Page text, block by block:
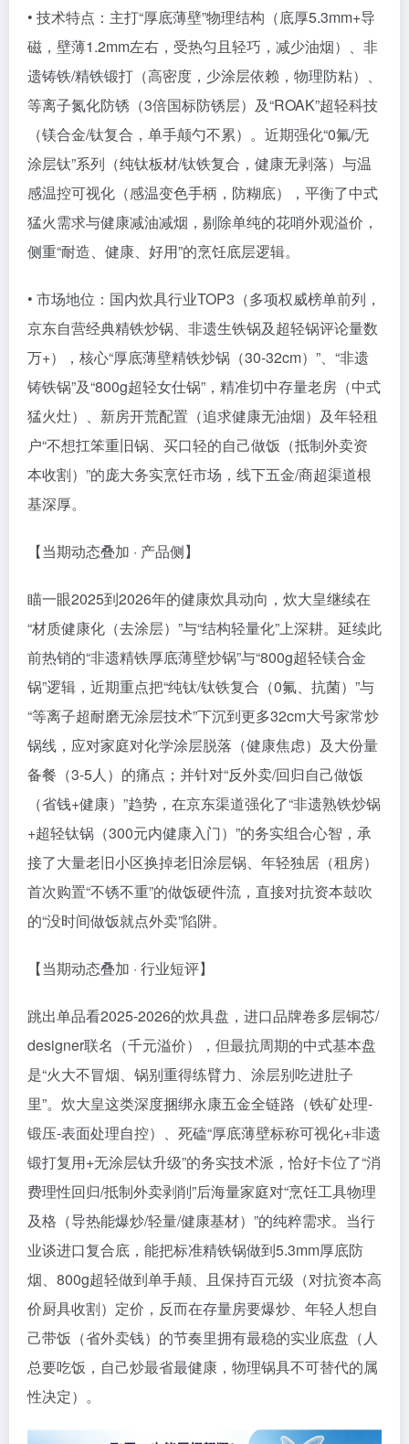
• 技术特点：主打“厚底薄壁”物理结构（底厚5.3mm+导
磁，壁薄1.2mm左右，受热匀且轻巧，减少油烟）、非
遗铸铁/精铁锻打（高密度，少涂层依赖，物理防粘）、
等离子氮化防锈（3倍国标防锈层）及“ROAK”超轻科技
（镁合金/钛复合，单手颠勺不累）。近期强化“0氟/无
涂层钛”系列（纯钛板材/钛铁复合，健康无剥落）与温
感温控可视化（感温变色手柄，防糊底），平衡了中式
猛火需求与健康减油减烟，剔除单纯的花哨外观溢价，
侧重“耐造、健康、好用”的烹饪底层逻辑。
• 市场地位：国内炊具行业TOP3（多项权威榜单前列，
京东自营经典精铁炒锅、非遗生铁锅及超轻锅评论量数
万+），核心“厚底薄壁精铁炒锅（30-32cm）”、“非遗
铸铁锅”及“800g超轻女仕锅”，精准切中存量老房（中式
猛火灶）、新房开荒配置（追求健康无油烟）及年轻租
户“不想扛笨重旧锅、买口轻的自己做饭（抵制外卖资
本收割）”的庞大务实烹饪市场，线下五金/商超渠道根
基深厚。
【当期动态叠加 · 产品侧】
瞄一眼2025到2026年的健康炊具动向，炊大皇继续在
“材质健康化（去涂层）”与“结构轻量化”上深耕。延续此
前热销的“非遗精铁厚底薄壁炒锅”与“800g超轻镁合金
锅”逻辑，近期重点把“纯钛/钛铁复合（0氟、抗菌）”与
“等离子超耐磨无涂层技术”下沉到更多32cm大号家常炒
锅线，应对家庭对化学涂层脱落（健康焦虑）及大份量
备餐（3-5人）的痛点；并针对“反外卖/回归自己做饭
（省钱+健康）”趋势，在京东渠道强化了“非遗熟铁炒锅
+超轻钛锅（300元内健康入门）”的务实组合心智，承
接了大量老旧小区换掉老旧涂层锅、年轻独居（租房）
首次购置“不锈不重”的做饭硬件流，直接对抗资本鼓吹
的“没时间做饭就点外卖”陷阱。
【当期动态叠加 · 行业短评】
跳出单品看2025-2026的炊具盘，进口品牌卷多层铜芯/
designer联名（千元溢价），但最抗周期的中式基本盘
是“火大不冒烟、锅别重得练臂力、涂层别吃进肚子
里”。炊大皇这类深度捆绑永康五金全链路（铁矿处理-
锻压-表面处理自控）、死磕“厚底薄壁标称可视化+非遗
锻打复用+无涂层钛升级”的务实技术派，恰好卡位了“消
费理性回归/抵制外卖剥削”后海量家庭对“烹饪工具物理
及格（导热能爆炒/轻量/健康基材）”的纯粹需求。当行
业谈进口复合底，能把标准精铁锅做到5.3mm厚底防
烟、800g超轻做到单手颠、且保持百元级（对抗资本高
价厨具收割）定价，反而在存量房要爆炒、年轻人想自
己带饭（省外卖钱）的节奏里拥有最稳的实业底盘（人
总要吃饭，自己炒最省最健康，物理锅具不可替代的属
性决定）。